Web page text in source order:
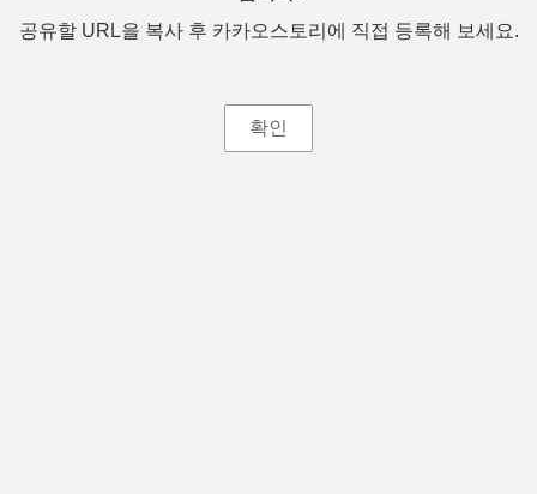
공유할 URL을 복사 후 카카오스토리에 직접 등록해 보세요.
확인